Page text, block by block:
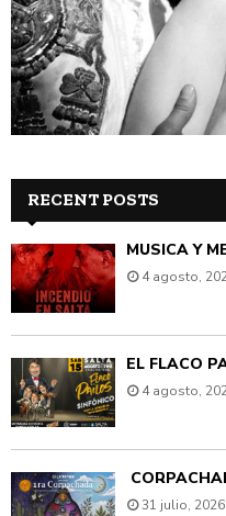
RECENT POSTS
MÚSICA Y
4 agosto,
EL FLACO
4 agosto,
31 julio, 2026